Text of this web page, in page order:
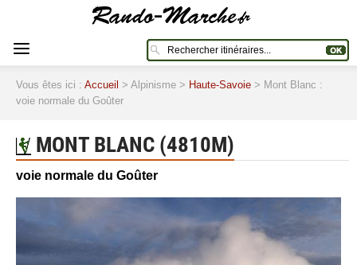
Vous êtes ici : Accueil > Alpinisme > Haute-Savoie > Mont Blanc :
voie normale du Goûter
MONT BLANC (4810M)
voie normale du Goûter